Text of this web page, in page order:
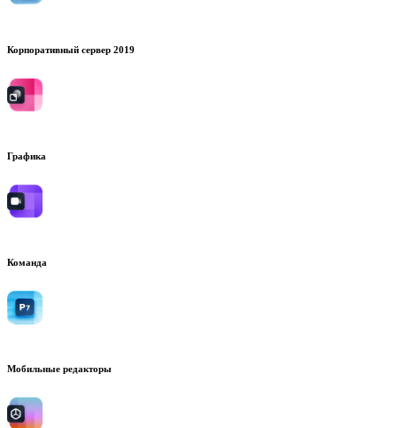
Корпоративный сервер 2019
Графика
Команда
Мобильные редакторы